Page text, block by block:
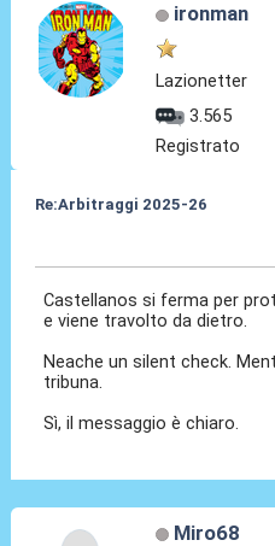
ironman
Lazionetter
3.565
Registrato
Re:Arbitraggi 2025-26
Castellanos si ferma per
e viene travolto da dietro.
Neache un silent check.
tribuna.
Sì, il messaggio è chiaro.
Miro68